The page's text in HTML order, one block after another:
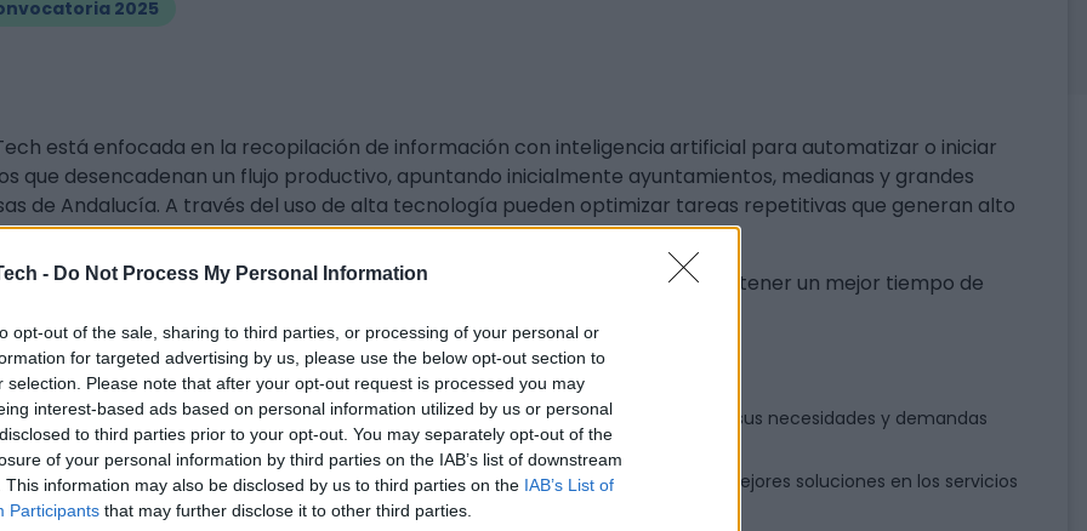
- Do Not Process My Personal Information
opt-out of the sale, sharing to third parties, or processing of your personal or
for targeted advertising by us, please use the below opt-out section to
selection. Please note that after your opt-out request is processed you may
interest-based ads based on personal information utilized by us or personal
to third parties prior to your opt-out. You may separately opt-out of the
of your personal information by third parties on the IAB’s list of downstream
This information may also be disclosed by us to third parties on the IAB’s List of
Participants that may further disclose it to other third parties.
2025
está enfocada en la recopilación de información con inteligencia artificial para automatizar o iniciar
que desencadenan un flujo productivo, apuntando inicialmente ayuntamientos, medianas y grandes
de Andalucía. A través del uso de alta tecnología pueden optimizar tareas repetitivas que generan alto
en las empresas y automatizar procesos.
utilizados por Kimun Tech se basan en metodologías ágiles para poder tener un mejor tiempo de
trabajan?
. El equipo de Kimun Tech se reune con los clientes para discutir los detalles de sus necesidades y demandas
proponer un plan.
. Sus expertos desarrollan todo tipo de ideas e iniciativas para ofrecer las mejores soluciones en los servicios